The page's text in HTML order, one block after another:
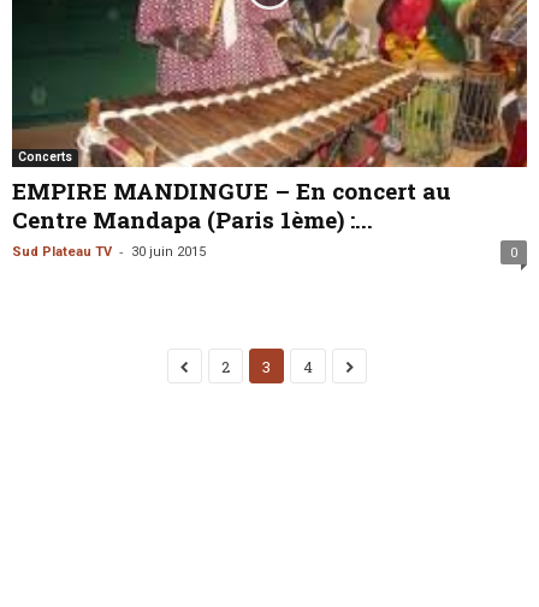
Concerts
EMPIRE MANDINGUE – En concert au
Centre Mandapa (Paris 1ème) :...
Sud Plateau TV - 30 juin 2015 0
2 3 4